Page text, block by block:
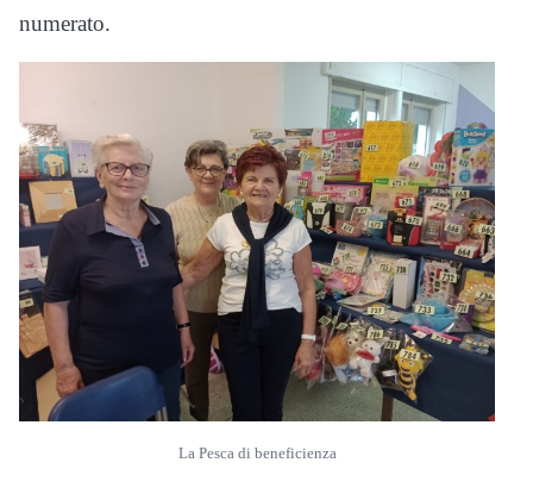
numerato.
La Pesca di beneficienza